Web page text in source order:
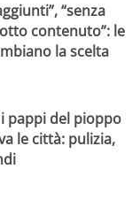
“senza
contenuto”: le
la scelta
pappi del pioppo
le città: pulizia,